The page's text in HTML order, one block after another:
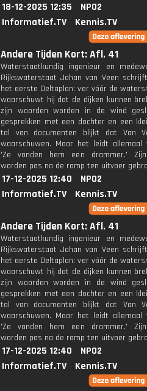
18-12-2025 12:35
NPO2
Informatief.TV
Kennis.TV
Andere Tijden Kort: Afl. 41
Waterstaatkundig ingenieur en
Rijkswaterstaat Johan van Veen
het eerste Deltaplan: ver vóór de
waarschuwt hij dat de dijken kunnen
zijn woorden worden in de wind
gesprekken met een dochter en een
tal van documenten blijkt dat Van
waarschuwen. Maar het leidt
'Ze vonden hem een drammer.'
worden pas na de ramp ten uitvoer
17-12-2025 12:40
NPO2
Informatief.TV
Kennis.TV
Andere Tijden Kort: Afl. 41
Waterstaatkundig ingenieur en
Rijkswaterstaat Johan van Veen
het eerste Deltaplan: ver vóór de
waarschuwt hij dat de dijken kunnen
zijn woorden worden in de wind
gesprekken met een dochter en een
tal van documenten blijkt dat Van
waarschuwen. Maar het leidt
'Ze vonden hem een drammer.'
worden pas na de ramp ten uitvoer
17-12-2025 12:40
NPO2
Informatief.TV
Kennis.TV